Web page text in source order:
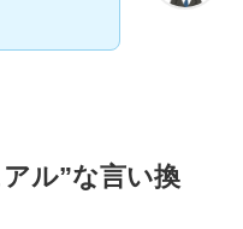
ル”な言い換